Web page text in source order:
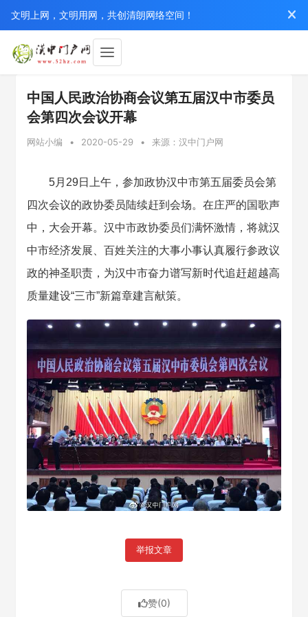
文明上网，文明用网，共创清朗网络空间！
中国人民政治协商会议第五届汉中市委员
会第四次会议开幕
网站小编 • 2020-05-29 • 来源：汉中门户网
5月29日上午，参加政协汉中市第五届委员会第
四次会议的政协委员陆续赶到会场。在庄严的国歌声
中，大会开幕。汉中市政协委员们满怀激情，将就汉
中市经济发展、百姓关注的大事小事认真履行参政议
政的神圣职责，为汉中市奋力谱写新时代追赶超越高
质量建设“三市”新篇章建言献策。
举报文章
赞(0)